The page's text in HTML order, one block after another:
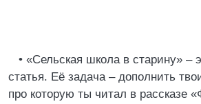
• «Сельская школа в старину» –
статья. Её задача – дополнить
про которую ты читал в рассказе